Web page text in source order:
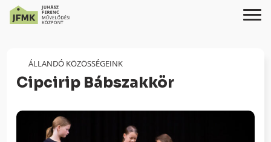
Content
navigációhozÁLLANDÓ KÖZÖSSÉGEINK
Cipcirip Bábszakkör